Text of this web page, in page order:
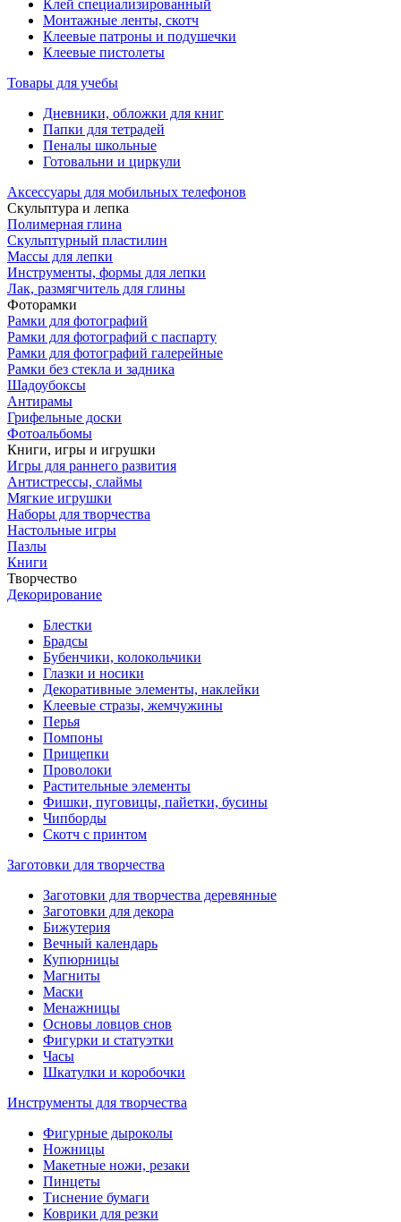
Клей специализированный
Монтажные ленты, скотч
Клеевые патроны и подушечки
Клеевые пистолеты
Товары для учебы
Дневники, обложки для книг
Папки для тетрадей
Пеналы школьные
Готовальни и циркули
Аксессуары для мобильных телефонов
Скульптура и лепка
Полимерная глина
Скульптурный пластилин
Массы для лепки
Инcтрументы, формы для лепки
Лак, размягчитель для глины
Фоторамки
Рамки для фотографий
Рамки для фотографий с паспарту
Рамки для фотографий галерейные
Рамки без стекла и задника
Шадоубоксы
Антирамы
Грифельные доски
Фотоальбомы
Книги, игры и игрушки
Игры для раннего развития
Антистрессы, слаймы
Мягкие игрушки
Наборы для творчества
Настольные игры
Пазлы
Книги
Творчество
Декорирование
Блестки
Брадсы
Бубенчики, колокольчики
Глазки и носики
Декоративные элементы, наклейки
Клеевые стразы, жемчужины
Перья
Помпоны
Прищепки
Проволоки
Растительные элементы
Фишки, пуговицы, пайетки, бусины
Чипборды
Скотч с принтом
Заготовки для творчества
Заготовки для творчества деревянные
Заготовки для декора
Бижутерия
Вечный календарь
Купюрницы
Магниты
Маски
Менажницы
Основы ловцов снов
Фигурки и статуэтки
Часы
Шкатулки и коробочки
Инструменты для творчества
Фигурные дыроколы
Ножницы
Макетные ножи, резаки
Пинцеты
Тиснение бумаги
Коврики для резки